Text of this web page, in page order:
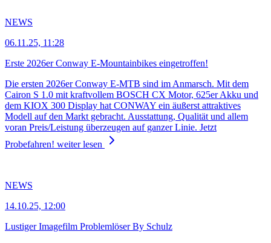
NEWS
06.11.25, 11:28
Erste 2026er Conway E-Mountainbikes eingetroffen!
Die ersten 2026er Conway E-MTB sind im Anmarsch. Mit dem
Cairon S 1.0 mit kraftvollem BOSCH CX Motor, 625er Akku und
dem KIOX 300 Display hat CONWAY ein äußerst attraktives
Modell auf den Markt gebracht. Ausstattung, Qualität und allem
voran Preis/Leistung überzeugen auf ganzer Linie. Jetzt
Probefahren! weiter lesen
NEWS
14.10.25, 12:00
Lustiger Imagefilm Problemlöser By Schulz